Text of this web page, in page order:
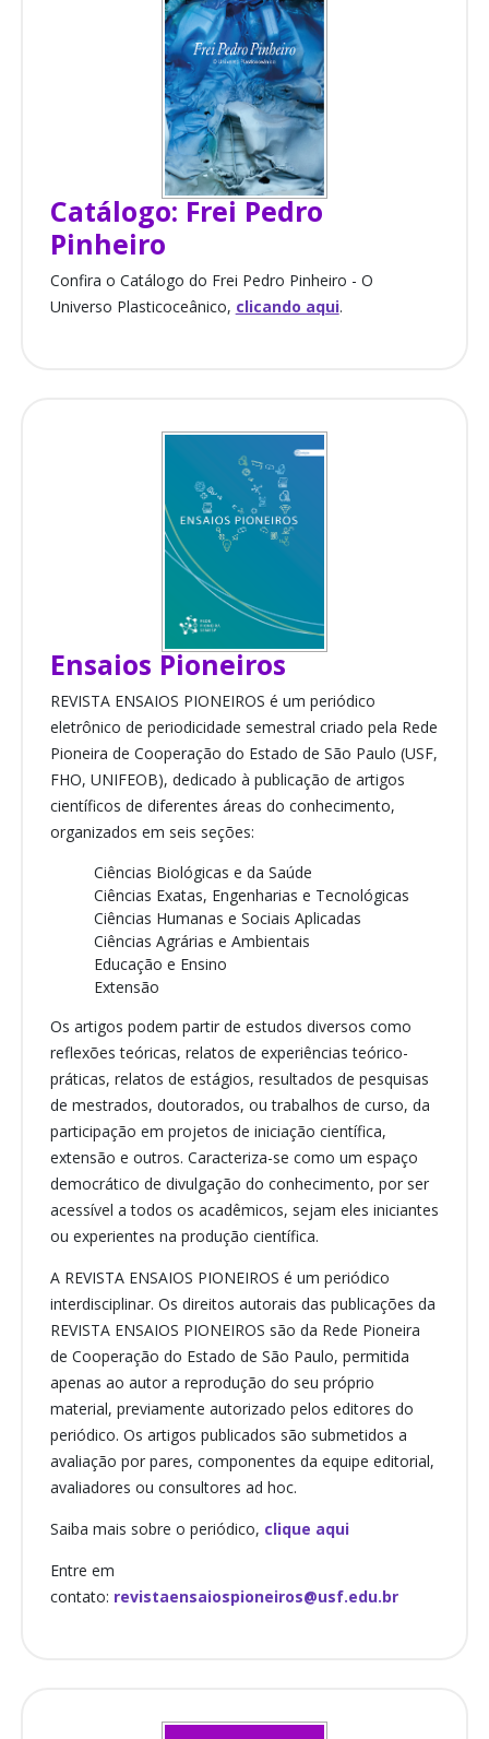
Catálogo: Frei Pedro
Pinheiro
Confira o Catálogo do Frei Pedro Pinheiro - O
Universo Plasticoceânico, clicando aqui.
Ensaios Pioneiros
REVISTA ENSAIOS PIONEIROS é um periódico
eletrônico de periodicidade semestral criado pela Rede
Pioneira de Cooperação do Estado de São Paulo (USF,
FHO, UNIFEOB), dedicado à publicação de artigos
científicos de diferentes áreas do conhecimento,
organizados em seis seções:
Ciências Biológicas e da Saúde
Ciências Exatas, Engenharias e Tecnológicas
Ciências Humanas e Sociais Aplicadas
Ciências Agrárias e Ambientais
Educação e Ensino
Extensão
Os artigos podem partir de estudos diversos como
reflexões teóricas, relatos de experiências teórico-
práticas, relatos de estágios, resultados de pesquisas
de mestrados, doutorados, ou trabalhos de curso, da
participação em projetos de iniciação científica,
extensão e outros. Caracteriza-se como um espaço
democrático de divulgação do conhecimento, por ser
acessível a todos os acadêmicos, sejam eles iniciantes
ou experientes na produção científica.
A REVISTA ENSAIOS PIONEIROS é um periódico
interdisciplinar. Os direitos autorais das publicações da
REVISTA ENSAIOS PIONEIROS são da Rede Pioneira
de Cooperação do Estado de São Paulo, permitida
apenas ao autor a reprodução do seu próprio
material, previamente autorizado pelos editores do
periódico. Os artigos publicados são submetidos a
avaliação por pares, componentes da equipe editorial,
avaliadores ou consultores ad hoc.
Saiba mais sobre o periódico, clique aqui
Entre em
contato: revistaensaiospioneiros@usf.edu.br